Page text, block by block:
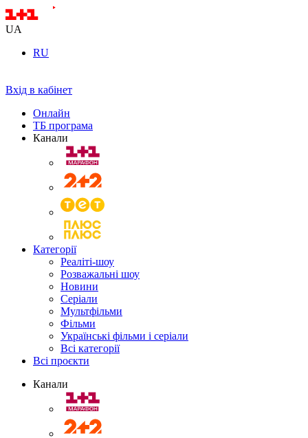
UA
RU
Вхід в кабінет
Онлайн
ТБ програма
Канали
Категорії
Реаліті-шоу
Розважальні шоу
Новини
Серіали
Мультфільми
Фільми
Українські фільми і серіали
Всі категорії
Всі проєкти
Канали